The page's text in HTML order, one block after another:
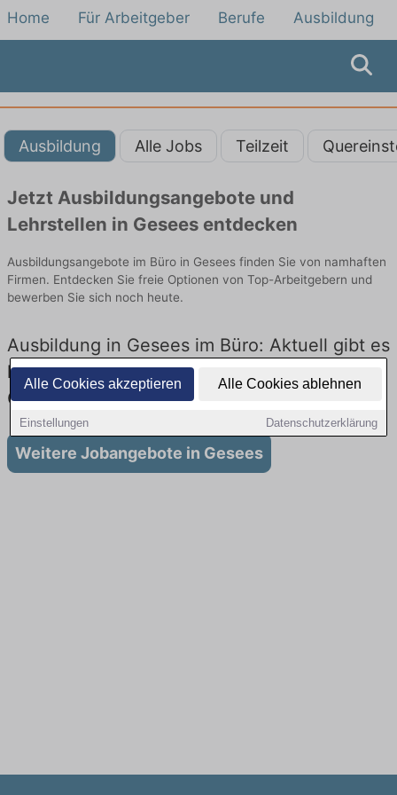
Alle Cookies akzeptieren Alle Cookies ablehnen
Einstellungen Datenschutzerklärung
Home Für Arbeitgeber Berufe Ausbildung
Ausbildung Alle Jobs Teilzeit
Jetzt Ausbildungsangebote und
Lehrstellen in Gesees entdecken
Ausbildungsangebote im Büro in Gesees finden Sie von namhaften
Firmen. Entdecken Sie freie Optionen von Top-Arbeitgebern und
bewerben Sie sich noch heute.
Ausbildung in Gesees im Büro: Aktuell gibt es
keine Stellenangebote für Ausbildung in
Gesees
Weitere Jobangebote in Gesees